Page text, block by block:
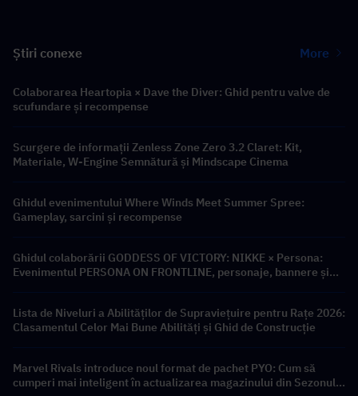
Știri conexe More
Colaborarea Heartopia × Dave the Diver: Ghid pentru valve de
scufundare și recompense
Scurgere de informații Zenless Zone Zero 3.2 Claret: Kit,
Materiale, W-Engine Semnătură și Mindscape Cinema
Ghidul evenimentului Where Winds Meet Summer Spree:
Gameplay, sarcini și recompense
Ghidul colaborării GODDESS OF VICTORY: NIKKE × Persona:
Evenimentul PERSONA ON FRONTLINE, personaje, bannere și
Lista de Niveluri a Abilităților de Supraviețuire pentru Rațe 2026:
Clasamentul Celor Mai Bune Abilități și Ghid de Construcție
Marvel Rivals introduce noul format de pachet PYO: Cum să
cumperi mai inteligent în actualizarea magazinului din Sezonul